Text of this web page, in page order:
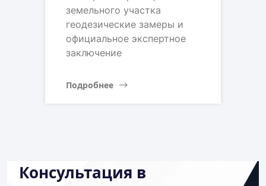
земельного участка
геодезические замеры и
официальное экспертное
заключение
Подробнее
Консультация в